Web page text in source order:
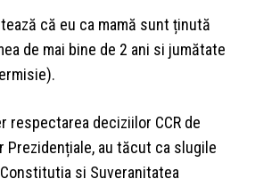
că eu ca mamă sunt ținută
de mai bine de 2 ani si jumătate
respectarea deciziilor CCR de
Prezidențiale, au tăcut ca slugile
Constitutia si Suveranitatea